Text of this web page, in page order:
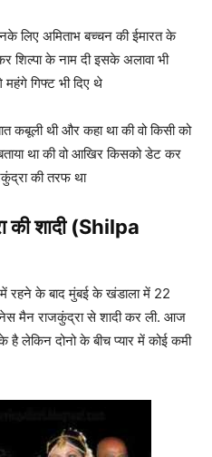
लिए अमिताभ बच्चन की ईमारत के
शिल्पा के नाम दी इसके अलावा भी
गिफ्ट भी दिए थे
कबूली थी और कहा था की वो किसी को
था की वो आखिर किसको डेट कर
की तरफ था
की शादी (Shilpa
रहने के बाद मुंबई के खंडाला में 22
मैन राजकुंद्रा से शादी कर ली. आज
है लेकिन दोनो के बीच प्यार में कोई कमी